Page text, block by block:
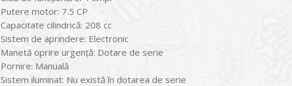
Putere motor: 7.5 CP
Capacitate cilindrică: 208 cc
Sistem de aprindere: Electronic
Manetă oprire urgenţă: Dotare de serie
Pornire: Manuală
Sistem iluminat: Nu există în dotarea de serie